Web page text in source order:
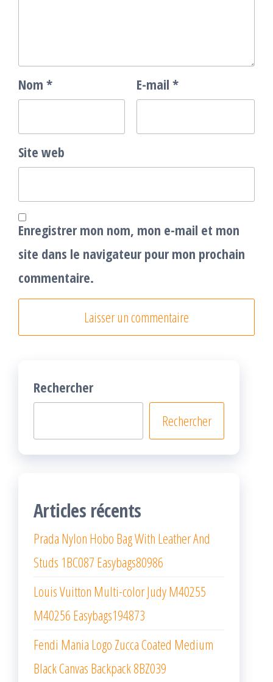
Nom * E-mail *
Site web
Enregistrer mon nom, mon e-mail et mon
site dans le navigateur pour mon prochain
commentaire.
Rechercher
Rechercher
Articles récents
Prada Nylon Hobo Bag With Leather And
Studs 1BC087 Easybags80986
Louis Vuitton Multi-color Judy M40255
M40256 Easybags194873
Fendi Mania Logo Zucca Coated Medium
Black Canvas Backpack 8BZ039